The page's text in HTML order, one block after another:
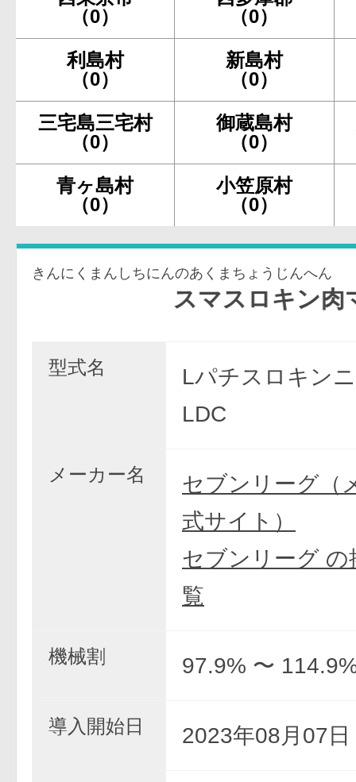
（0）
（0）
利島村
（0）
新島村
（0）
三宅島三宅村
（0）
御蔵島村
（0）
青ヶ島村
（0）
小笠原村
（0）
きんにくまんしちにんのあくまちょうじんへん
スマスロキン肉マン～
型式名
Lパチスロキン
LDC
メーカー名
セブンリーグ（
式サイト）
セブンリーグ の
覧
機械割 97.9% 〜
導入開始日 2023年08月07日